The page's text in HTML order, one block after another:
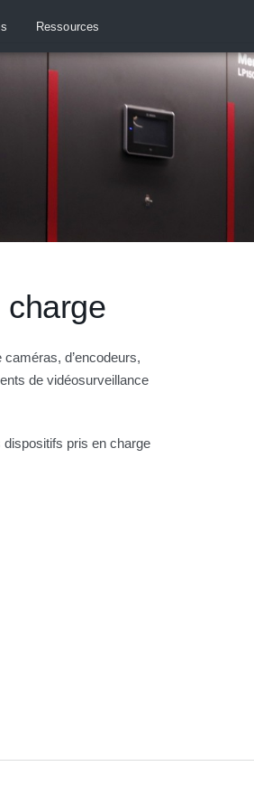
Ressources
charge
d’encodeurs,
de vidéosurveillance
pris en charge